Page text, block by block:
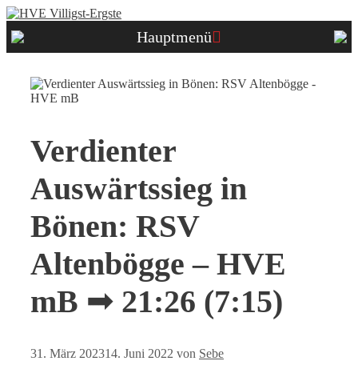
Zum
springen
Hauptmenü
Verdienter
Auswärtssieg in
Bönen: RSV
Altenbögge – HVE
mB ➟ 21:26 (7:15)
31. März 202314. Juni 2022 von Sebe